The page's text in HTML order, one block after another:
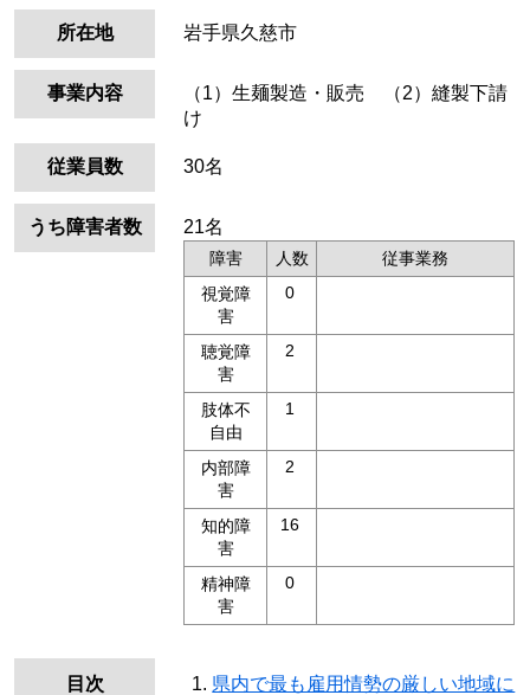
所在地 岩手県久慈市
事業内容
（1）生麺製造・販売 （2）縫製下請
け
従業員数 30名
うち障害者数 21名
障害 人数
従事業務
視覚障
害
0
聴覚障
害
2
肢体不
自由
1
内部障
害
2
知的障
害
16
精神障
害
0
目次
県内で最も雇用情勢の厳しい地域に